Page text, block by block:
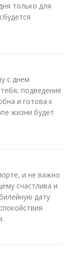
только для
с днем
подведение
и готова к
жизни будет
и не важно
счастлива и
дату